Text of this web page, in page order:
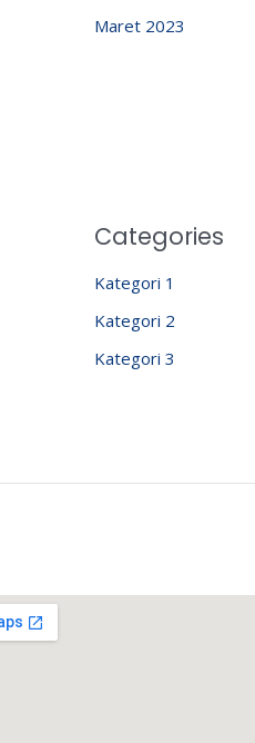
Maret 2023
Categories
Kategori 1
Kategori 2
Kategori 3